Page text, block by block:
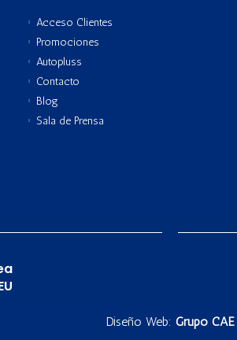
Acceso Clientes
Promociones
Autopluss
Contacto
Blog
Sala de Prensa
Diseño Web: Grupo CAE